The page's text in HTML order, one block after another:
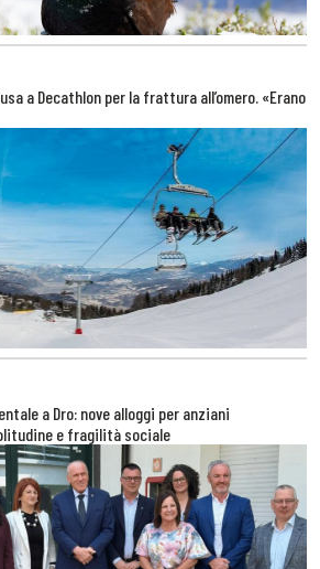
a Decathlon per la frattura all’omero. «Erano
a Dro: nove alloggi per anziani
e fragilità sociale